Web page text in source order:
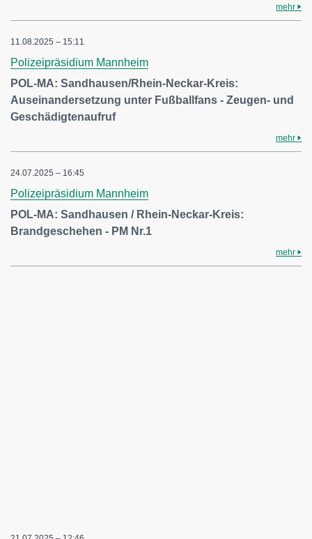
mehr
11.08.2025 – 15:11
Polizeipräsidium Mannheim
POL-MA: Sandhausen/Rhein-Neckar-Kreis:
Auseinandersetzung unter Fußballfans - Zeugen- und
Geschädigtenaufruf
mehr
24.07.2025 – 16:45
Polizeipräsidium Mannheim
POL-MA: Sandhausen / Rhein-Neckar-Kreis:
Brandgeschehen - PM Nr.1
mehr